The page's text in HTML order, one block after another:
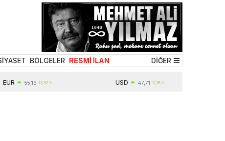
BÖLGELER RESMİ İLAN DİĞER
55,19 0,32% 47,71 0,18%